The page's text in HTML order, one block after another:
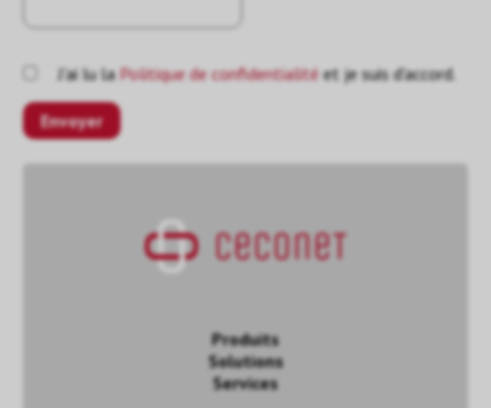
J'ai lu laPolitique de confidentialitéet je suis d'accord.
Produits
Solutions
Services